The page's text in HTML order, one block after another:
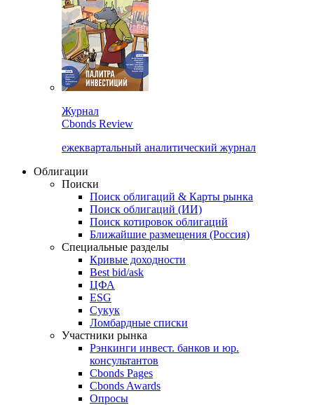
Журнал
Cbonds Review
ежеквартальный аналитический журнал
Облигации
Поиски
Поиск облигаций & Карты рынка
Поиск облигаций (ИИ)
Поиск котировок облигаций
Ближайшие размещения (Россия)
Специальные разделы
Кривые доходности
Best bid/ask
ЦФА
ESG
Сукук
Ломбардные списки
Участники рынка
Рэнкинги инвест. банков и юр.
консультантов
Cbonds Pages
Cbonds Awards
Опросы